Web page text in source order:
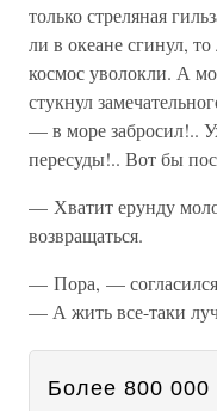
только стреляная
ли в океане сгинул,
космос уволокли. А
стукнул
— в море забросил!..
пересуды!.. Вот бы
— Хватит ерунду
возвращаться.
— Пора, — согласился
— А жить все-таки
Более 800 000